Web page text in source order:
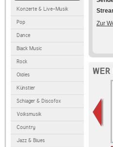
Konzerte & Live-Musik
Pop
Dance
Black Music
Rock
Oldies
Künstler
Schlager & Discofox
Volksmusik
Country
Jazz & Blues
Zur